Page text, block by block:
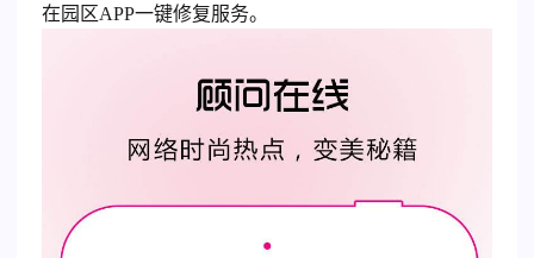
在园区APP一键修复服务。